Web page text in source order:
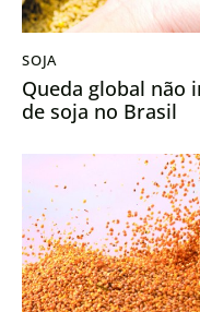
SOJA
Queda global não
de soja no Brasil